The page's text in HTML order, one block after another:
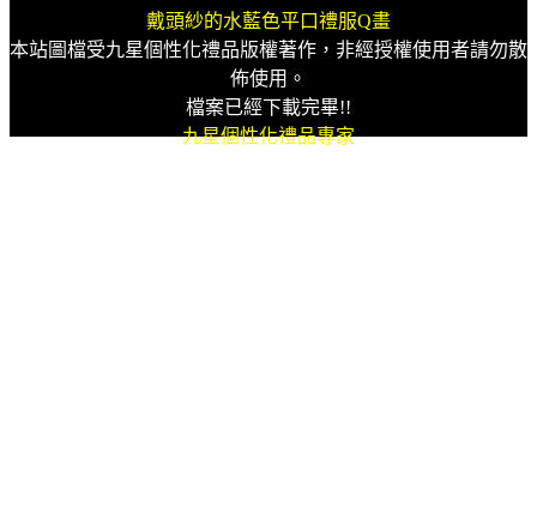
戴頭紗的水藍色平口禮服Q畫
本站圖檔受九星個性化禮品版權著作，非經授權使用者請勿散
佈使用。
檔案已經下載完畢!!
九星個性化禮品專家